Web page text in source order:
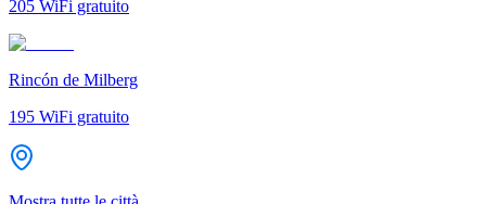
205 WiFi gratuito
Rincón de Milberg
195 WiFi gratuito